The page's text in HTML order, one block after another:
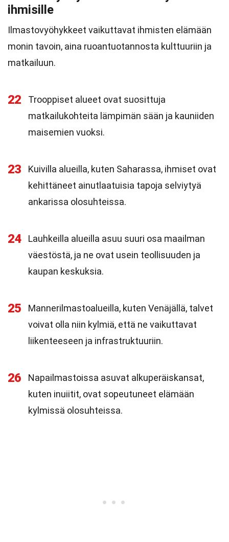
ihmisille
Ilmastovyöhykkeet vaikuttavat ihmisten elämään
monin tavoin, aina ruoantuotannosta kulttuuriin ja
matkailuun.
22
Trooppiset alueet ovat suosittuja
matkailukohteita lämpimän sään ja kauniiden
maisemien vuoksi.
23
Kuivilla alueilla, kuten Saharassa, ihmiset ovat
kehittäneet ainutlaatuisia tapoja selviytyä
ankarissa olosuhteissa.
24
Lauhkeilla alueilla asuu suuri osa maailman
väestöstä, ja ne ovat usein teollisuuden ja
kaupan keskuksia.
25
Mannerilmastoalueilla, kuten Venäjällä, talvet
voivat olla niin kylmiä, että ne vaikuttavat
liikenteeseen ja infrastruktuuriin.
26
Napailmastoissa asuvat alkuperäiskansat,
kuten inuiitit, ovat sopeutuneet elämään
kylmissä olosuhteissa.